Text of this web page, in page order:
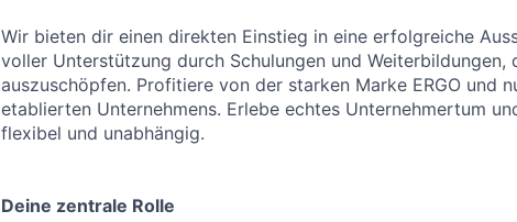
Wir bieten dir einen direkten Einstieg in eine erfolgreiche
voller Unterstützung durch Schulungen und Weiterbildungen,
auszuschöpfen. Profitiere von der starken Marke ERGO und
etablierten Unternehmens. Erlebe echtes Unternehmertum
flexibel und unabhängig.
Deine zentrale Rolle